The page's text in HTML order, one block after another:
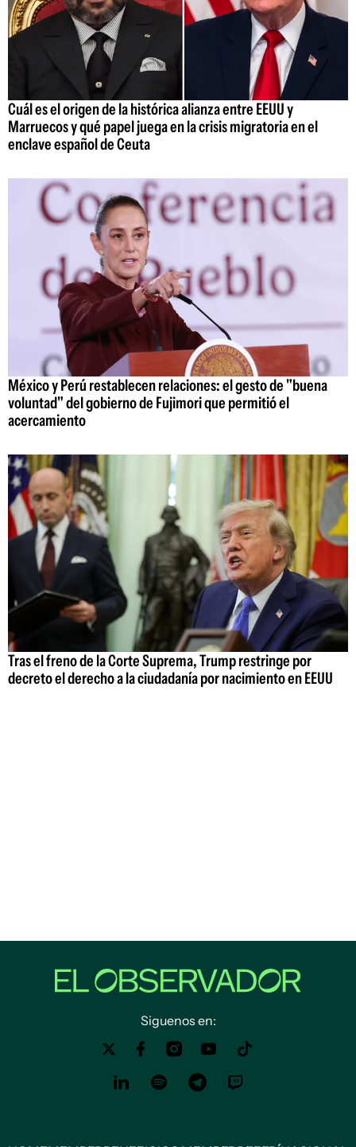
Cuál es el origen de la histórica alianza entre EEUU y
Marruecos y qué papel juega en la crisis migratoria en el
enclave español de Ceuta
México y Perú restablecen relaciones: el gesto de "buena
voluntad" del gobierno de Fujimori que permitió el
acercamiento
Tras el freno de la Corte Suprema, Trump restringe por
decreto el derecho a la ciudadanía por nacimiento en EEUU
Siguenos en: